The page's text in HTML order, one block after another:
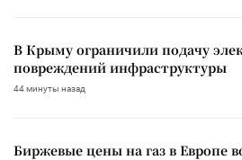
В Крыму ограничили подачу
повреждений инфраструктуры
44 минуты назад
Биржевые цены на газ в Европе